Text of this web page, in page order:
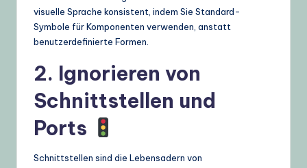
visuelle Sprache konsistent, indem Sie Standard-
Symbole für Komponenten verwenden, anstatt
benutzerdefinierte Formen.
2. Ignorieren von
Schnittstellen und
Ports
Schnittstellen sind die Lebensadern von